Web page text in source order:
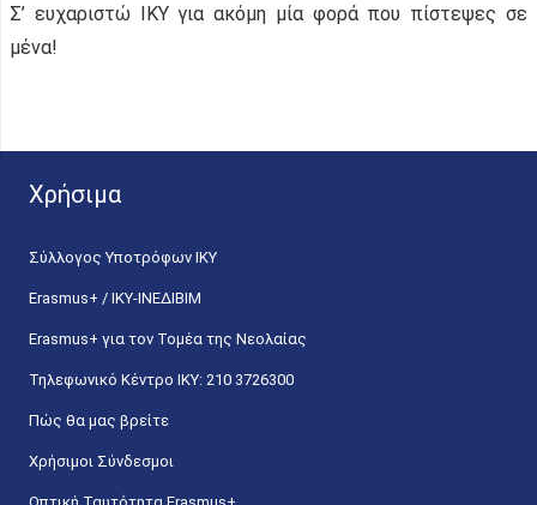
Σ’ ευχαριστώ ΙΚΥ για ακόμη μία φορά που πίστεψες σε
μένα!
Χρήσιμα
Σύλλογος Υποτρόφων ΙΚΥ
Erasmus+ / ΙΚΥ-ΙΝΕΔΙΒΙΜ
Erasmus+ για τον Τομέα της Νεολαίας
Τηλεφωνικό Κέντρο IKY: 210 3726300
Πώς θα μας βρείτε
Χρήσιμοι Σύνδεσμοι